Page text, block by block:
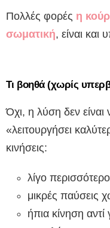
Πολλές φορές η
σωματική, είναι και
Τι βοηθά (χωρίς
Όχι, η λύση δεν
«λειτουργήσει
κινήσεις:
λίγο
μικρές παύσεις
ήπια κίνηση αντί